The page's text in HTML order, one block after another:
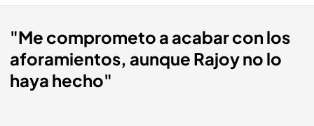
"Me comprometo a acabar con los
aforamientos, aunque Rajoy no lo
haya hecho"